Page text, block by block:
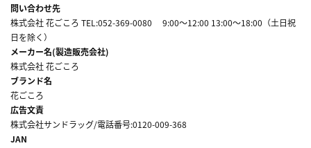
問い合わせ先
株式会社 花ごころ TEL:052-369-0080 9:00～12:00 13:00～18:00（土日祝
日を除く）
メーカー名(製造販売会社)
株式会社 花ごころ
ブランド名
花ごころ
広告文責
株式会社サンドラッグ/電話番号:0120-009-368
JAN